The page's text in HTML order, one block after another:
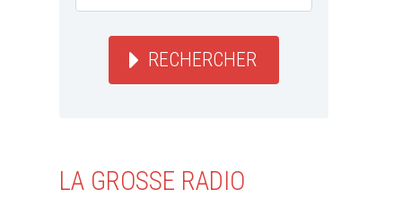
RECHERCHER
LA GROSSE RADIO